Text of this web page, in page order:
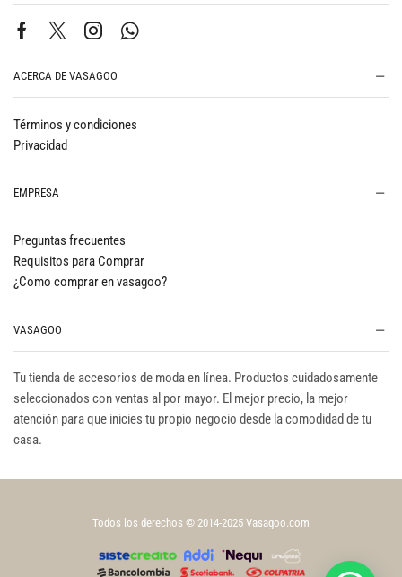
ACERCA DE VASAGOO
Términos y condiciones
Privacidad
EMPRESA
Preguntas frecuentes
Requisitos para Comprar
¿Como comprar en vasagoo?
VASAGOO
Tu tienda de accesorios de moda en línea. Productos cuidadosamente
seleccionados con ventas al por mayor. El mejor precio, la mejor
atención para que inicies tu propio negocio desde la comodidad de tu
casa.
Todos los derechos © 2014-2025 Vasagoo.com